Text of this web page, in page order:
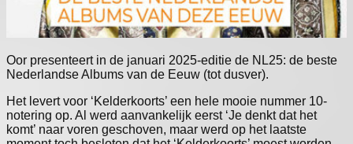
Oor presenteert in de januari 2025-editie de NL25: de beste
Nederlandse Albums van de Eeuw (tot dusver).
Het levert voor ‘Kelderkoorts’ een hele mooie nummer 10-
notering op. Al werd aanvankelijk eerst ‘Je denkt dat het
komt’ naar voren geschoven, maar werd op het laatste